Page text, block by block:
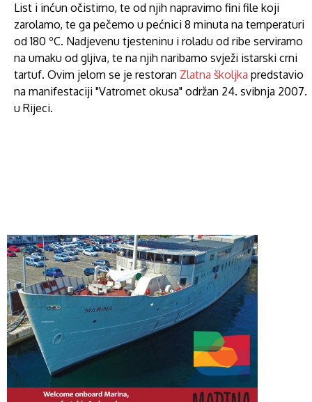
List i inćun očistimo, te od njih napravimo fini file koji
zarolamo, te ga pečemo u pećnici 8 minuta na temperaturi
od 180 ºC. Nadjevenu tjesteninu i roladu od ribe serviramo
na umaku od gljiva, te na njih naribamo svježi istarski crni
tartuf. Ovim jelom se je restoran Zlatna školjka predstavio
na manifestaciji "Vatromet okusa" održan 24. svibnja 2007.
u Rijeci.